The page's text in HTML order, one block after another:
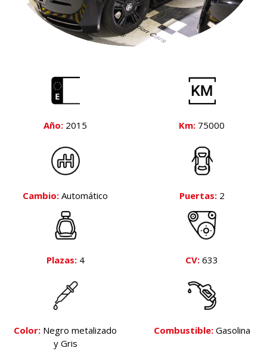
Año: 2015 Km: 75000
Cambio: Automático Puertas:2
Plazas:4 CV: 633
Color: Negro metalizado
y Gris
Combustible:Gasolina